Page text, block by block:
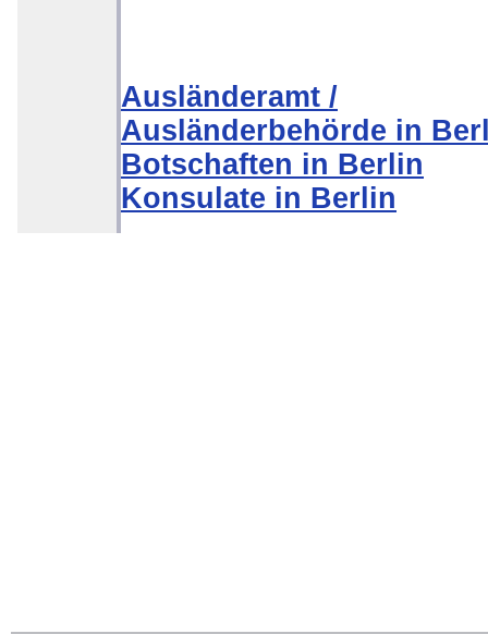
Ausländeramt /
Ausländerbehörde in
Botschaften in Berlin
Konsulate in Berlin